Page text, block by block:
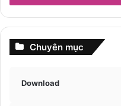
Chuyên mục
Download